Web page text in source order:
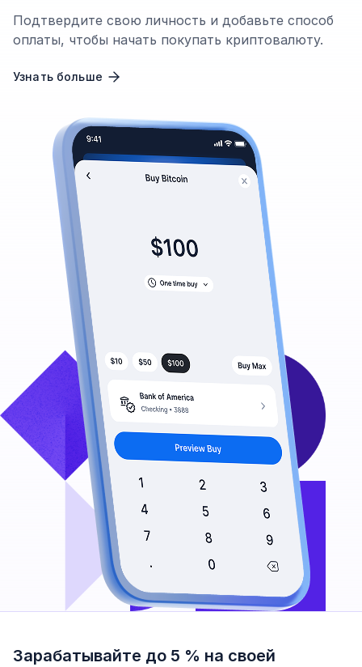
Подтвердите свою личность и добавьте способ
оплаты, чтобы начать покупать криптовалюту.
Узнать больше
Зарабатывайте до 5 % на своей